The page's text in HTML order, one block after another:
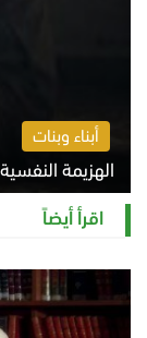
أبناء وبنات
الهزيمة
الخميس 6 أغسطس 2026 11:12 ص
اقرأ أيضاً